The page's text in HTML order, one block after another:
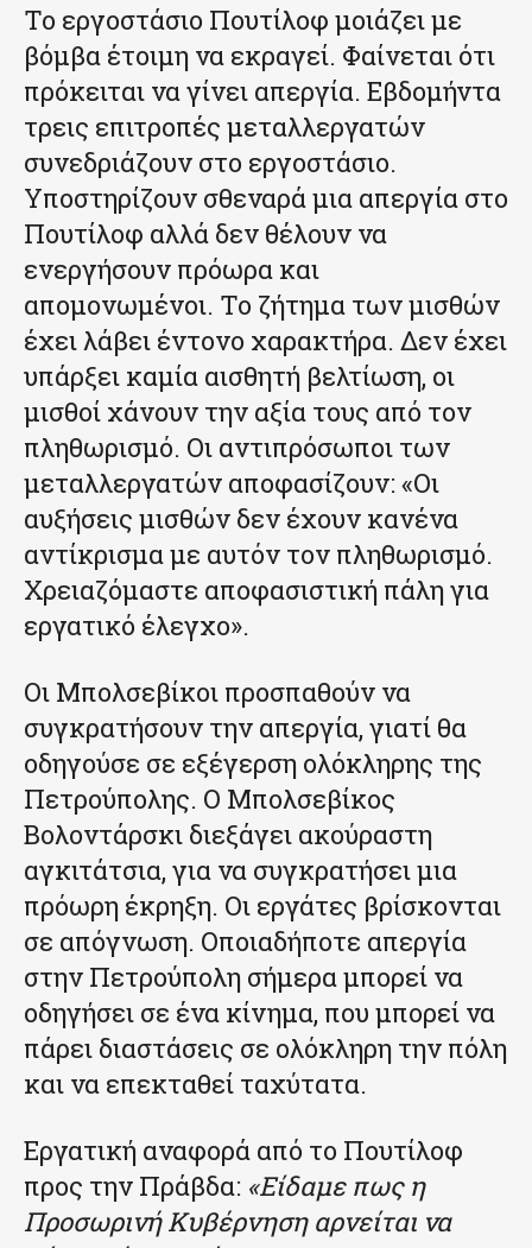
Το εργοστάσιο Πουτίλοφ μοιάζει με
βόμβα έτοιμη να εκραγεί. Φαίνεται ότι
πρόκειται να γίνει απεργία. Εβδομήντα
τρεις επιτροπές μεταλλεργατών
συνεδριάζουν στο εργοστάσιο.
Υποστηρίζουν σθεναρά μια απεργία στο
Πουτίλοφ αλλά δεν θέλουν να
ενεργήσουν πρόωρα και
απομονωμένοι. Το ζήτημα των μισθών
έχει λάβει έντονο χαρακτήρα. Δεν έχει
υπάρξει καμία αισθητή βελτίωση, οι
μισθοί χάνουν την αξία τους από τον
πληθωρισμό. Οι αντιπρόσωποι των
μεταλλεργατών αποφασίζουν: «Οι
αυξήσεις μισθών δεν έχουν κανένα
αντίκρισμα με αυτόν τον πληθωρισμό.
Χρειαζόμαστε αποφασιστική πάλη για
εργατικό έλεγχο».
Οι Μπολσεβίκοι προσπαθούν να
συγκρατήσουν την απεργία, γιατί θα
οδηγούσε σε εξέγερση ολόκληρης της
Πετρούπολης. Ο Μπολσεβίκος
Βολοντάρσκι διεξάγει ακούραστη
αγκιτάτσια, για να συγκρατήσει μια
πρόωρη έκρηξη. Οι εργάτες βρίσκονται
σε απόγνωση. Οποιαδήποτε απεργία
στην Πετρούπολη σήμερα μπορεί να
οδηγήσει σε ένα κίνημα, που μπορεί να
πάρει διαστάσεις σε ολόκληρη την πόλη
και να επεκταθεί ταχύτατα.
Εργατική αναφορά από το Πουτίλοφ
προς την Πράβδα: «Είδαμε πως η
Προσωρινή Κυβέρνηση αρνείται να